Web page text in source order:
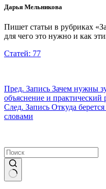
Дарья Мельникова
Пишет статьи в рубриках
для чего это нужно и как
Статей: 77
Пред. Запись Зачем нужны
объяснение и практический
След. Запись Откуда
словами